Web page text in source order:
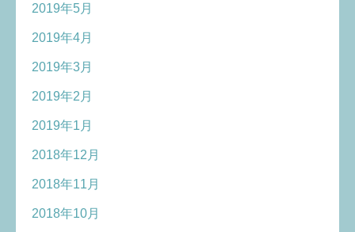
2019年5月
2019年4月
2019年3月
2019年2月
2019年1月
2018年12月
2018年11月
2018年10月